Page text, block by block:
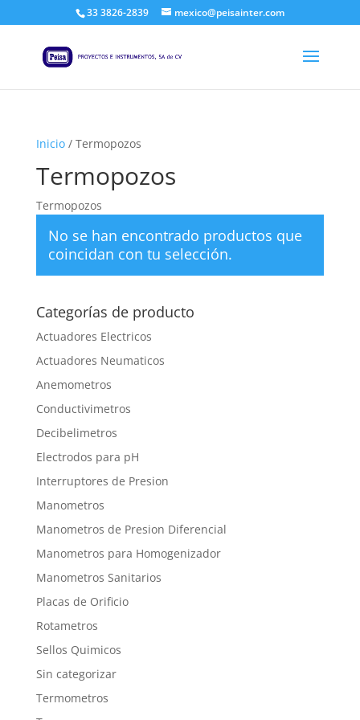
33 3826-2839 mexico@peisainter.com
Inicio/ Termopozos
Termopozos
Termopozos
No se han encontrado productos que
coincidan con tu selección.
Categorías de producto
Actuadores Electricos
Actuadores Neumaticos
Anemometros
Conductivimetros
Decibelimetros
Electrodos para pH
Interruptores de Presion
Manometros
Manometros de Presion Diferencial
Manometros para Homogenizador
Manometros Sanitarios
Placas de Orificio
Rotametros
Sellos Quimicos
Sin categorizar
Termometros